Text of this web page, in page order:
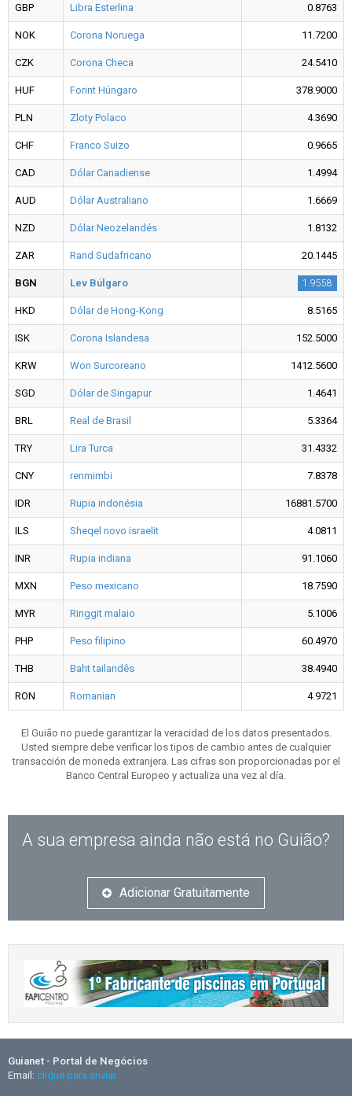
GBP Libra Esterlina 0.8763
NOK Corona Noruega 11.7200
CZK Corona Checa 24.5410
HUF Forint Húngaro 378.9000
PLN Zloty Polaco 4.3690
CHF Franco Suizo 0.9665
CAD Dólar Canadiense 1.4994
AUD Dólar Australiano 1.6669
NZD Dólar Neozelandés 1.8132
ZAR Rand Sudafricano 20.1445
BGN Lev Búlgaro 1.9558
HKD Dólar de Hong-Kong 8.5165
ISK Corona Islandesa 152.5000
KRW Won Surcoreano 1412.5600
SGD Dólar de Singapur 1.4641
BRL Real de Brasil 5.3364
TRY Lira Turca 31.4332
CNY renmimbi 7.8378
IDR Rupia indonésia 16881.5700
ILS Sheqel novo israelit 4.0811
INR Rupia indiana 91.1060
MXN Peso mexicano 18.7590
MYR Ringgit malaio 5.1006
PHP Peso filipino 60.4970
THB Baht tailandês 38.4940
RON Romanian 4.9721
El Guião no puede garantizar la veracidad de los datos presentados.
Usted siempre debe verificar los tipos de cambio antes de cualquier
transacción de moneda extranjera. Las cifras son proporcionadas por el
Banco Central Europeo y actualiza una vez al día.
A sua empresa ainda não está no Guião?
Adicionar Gratuitamente
Guianet - Portal de Negócios
Email: clique para enviar